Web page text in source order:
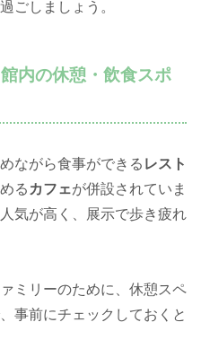
ごしましょう。
内の休憩・飲食スポ
ながら食事ができる レスト
る カフェが併設されていま
気が高く、展示で歩き疲れ
ミリーのために、休憩スペ
事前にチェックしておくと